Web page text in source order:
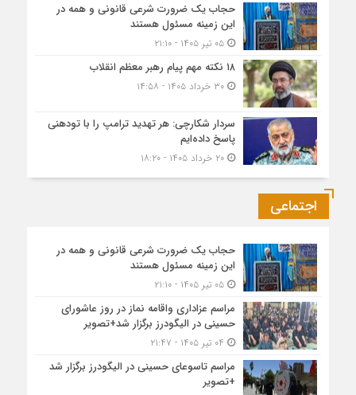
حجاب یک ضرورت شرعی قانونی و همه در
این زمینه مسئول هستند
۰۵ تیر ۱۴۰۵ - ۲۱:۱۰
۱۸ نکته مهم پیام رهبر معظم انقلاب
۳۰ خرداد ۱۴۰۵ - ۱۴:۵۸
سردار شکارچی: هر تهدید ترامپ را با تودهنی
پاسخ داده‌ایم
۲۰ خرداد ۱۴۰۵ - ۱۸:۲۰
اجتماعی
حجاب یک ضرورت شرعی قانونی و همه در
این زمینه مسئول هستند
۰۵ تیر ۱۴۰۵ - ۲۱:۱۰
مراسم عزاداری واقامه نماز در روز عاشورای
حسینی در الیگودرز برگزار شد+تصویر
مراسم تاسوعای حسینی در الیگودرز برگزار شد
+تصویر